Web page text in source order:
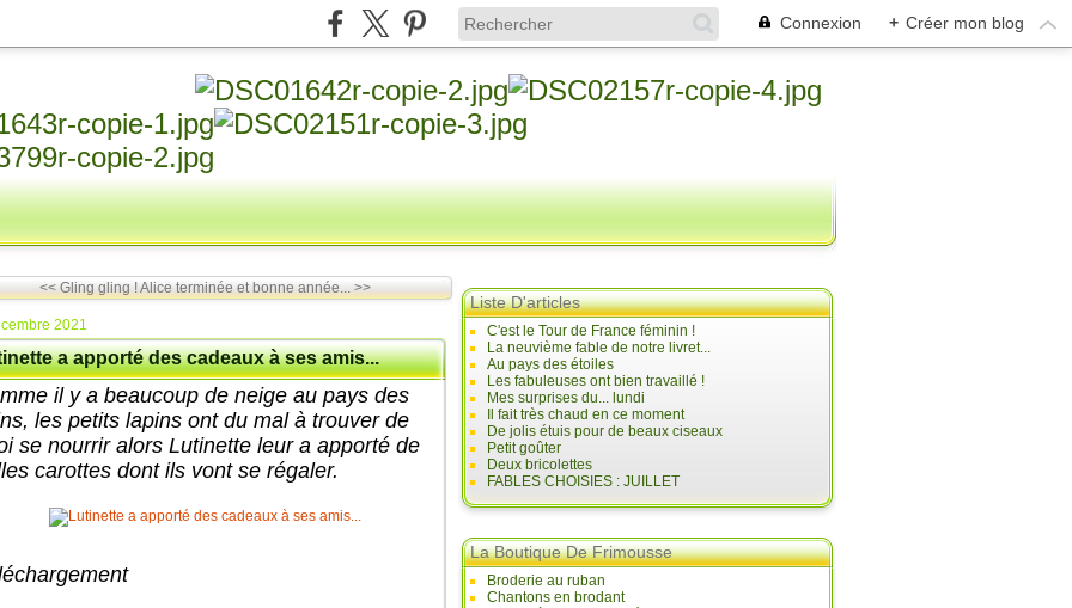
Connexion + Créer mon blog
<< Gling gling !Alice terminée et bonne année... >>
2021
a apporté des cadeaux à ses amis...
il y a beaucoup de neige au pays des
les petits lapins ont du mal à trouver de
se nourrir alors Lutinette leur a apporté de
carottes dont ils vont se régaler.
Liste D'articles
C'est le Tour de France féminin !
La neuvième fable de notre livret...
Au pays des étoiles
Les fabuleuses ont bien travaillé !
Mes surprises du... lundi
Il fait très chaud en ce moment
De jolis étuis pour de beaux ciseaux
Petit goûter
Deux bricolettes
FABLES CHOISIES : JUILLET
La Boutique De Frimousse
Broderie au ruban
Chantons en brodant